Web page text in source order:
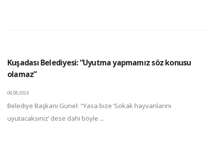
Kuşadası Belediyesi: “Uyutma yapmamız söz konusu
olamaz”
06.08.2024
Belediye Başkanı Günel: "Yasa bize ‘Sokak hayvanlarını
uyutacaksınız’ dese dahi böyle ...